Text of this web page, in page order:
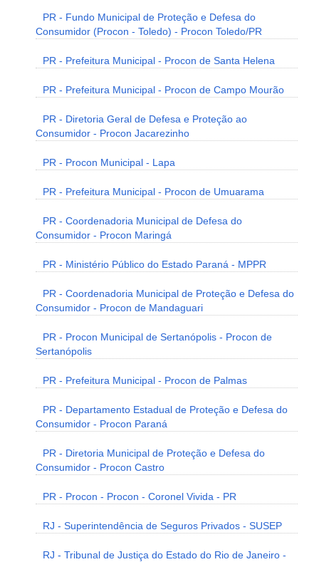
PR - Fundo Municipal de Proteção e Defesa do
Consumidor (Procon - Toledo) - Procon Toledo/PR
PR - Prefeitura Municipal - Procon de Santa Helena
PR - Prefeitura Municipal - Procon de Campo Mourão
PR - Diretoria Geral de Defesa e Proteção ao
Consumidor - Procon Jacarezinho
PR - Procon Municipal - Lapa
PR - Prefeitura Municipal - Procon de Umuarama
PR - Coordenadoria Municipal de Defesa do
Consumidor - Procon Maringá
PR - Ministério Público do Estado Paraná - MPPR
PR - Coordenadoria Municipal de Proteção e Defesa do
Consumidor - Procon de Mandaguari
PR - Procon Municipal de Sertanópolis - Procon de
Sertanópolis
PR - Prefeitura Municipal - Procon de Palmas
PR - Departamento Estadual de Proteção e Defesa do
Consumidor - Procon Paraná
PR - Diretoria Municipal de Proteção e Defesa do
Consumidor - Procon Castro
PR - Procon - Procon - Coronel Vivida - PR
RJ - Superintendência de Seguros Privados - SUSEP
RJ - Tribunal de Justiça do Estado do Rio de Janeiro -